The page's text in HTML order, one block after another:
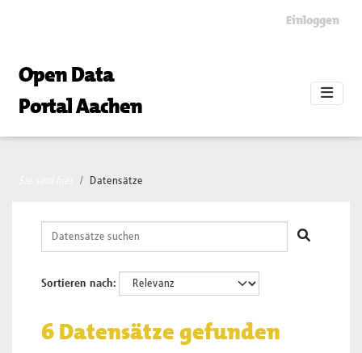
Einloggen
Open Data
Portal Aachen
Datensätze
Sortieren nach
6 Datensätze gefunden